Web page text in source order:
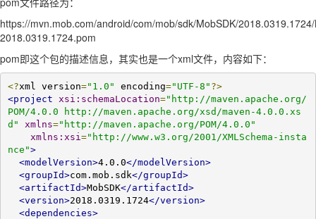
https://mvn.mob.com/android/com/mob/sdk/MobSDK/
2018.0319.1724.pom
pom即这个包的描述信息，其实也是一个xml文件，内容如下：
<?xml version="1.0" encoding="UTF-8" ?>
<project
xsi:schemaLocation="http://maven.apache.org/
POM/4.0.0 http://maven.apache.org/xsd/maven-4.0.0.xs
d"
xmlns="http://maven.apache.org/POM/4.0.0"
xmlns:xsi ="http://www.w3.org/2001/XMLSchema-insta
nce">
<modelVersion>4.0.0</modelVersion>
<groupId>com.mob.sdk</groupId>
<artifactId>MobSDK</artifactId>
<version>2018.0319.1724</version>
<dependencies>